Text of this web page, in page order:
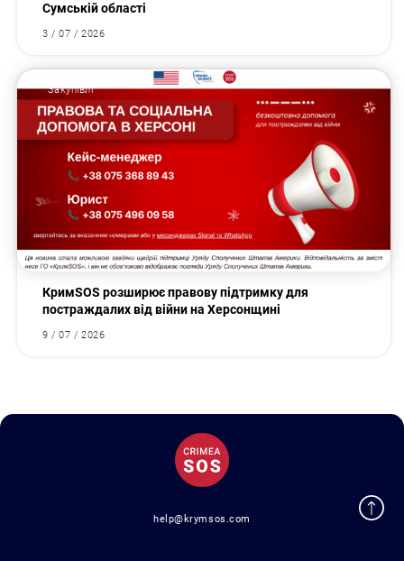
Сумській області
3 / 07 / 2026
Закупівлі
КримSOS розширює правову підтримку для
постраждалих від війни на Херсонщині
9 / 07 / 2026
help@krymsos.com